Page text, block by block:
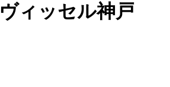
ヴィッセル神戸